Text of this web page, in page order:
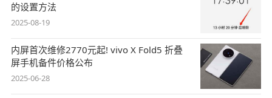
的设置方法
2025-08-19
内屏首次维修2770元起! vivo X Fold5 折叠
屏手机备件价格公布
2025-06-28